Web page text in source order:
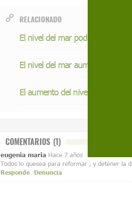
RELACIONADO
El nivel del mar podría subir
El nivel del mar aumenta más
El aumento del nivel del mar
COMENTARIOS (1)
eugenia maria Hace 7 años
Todos lo quesea para reformar , y detener la
Responde Denuncia